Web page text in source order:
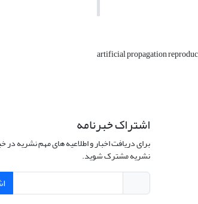
artificial propagation
اشتراک خبرنامه
برای دریافت اخبار و اطلاعیه های مهم نشریه در
نشریه مشترک شوید.